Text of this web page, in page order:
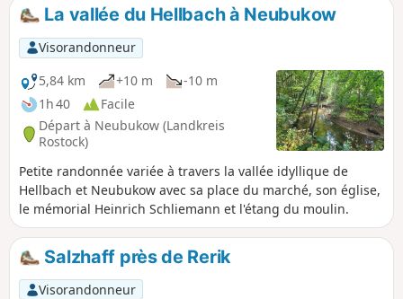
La vallée du Hellbach à Neubukow
Visorandonneur
5,84 km
+10 m
-10 m
1h 40
Facile
Départ à Neubukow (Landkreis
Rostock)
Petite randonnée variée à travers la vallée idyllique de
Hellbach et Neubukow avec sa place du marché, son église,
le mémorial Heinrich Schliemann et l'étang du moulin.
Salzhaff près de Rerik
Visorandonneur